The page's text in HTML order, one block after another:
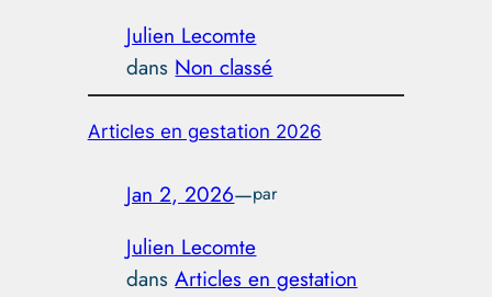
Julien Lecomte
dans Non classé
Articles en gestation 2026
Jan 2, 2026—par
Julien Lecomte
dansArticles en gestation